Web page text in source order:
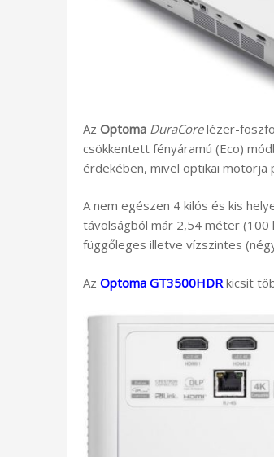
Az Optoma DuraCorelézer-
csökkentett fényáramú (Eco)
érdekében, mivel optikai motorja
A nem egészen 4 kilós és kis
távolságból már 2,54 méter (100
függőleges illetve vízszintes
Az Optoma GT3500HDR kicsit